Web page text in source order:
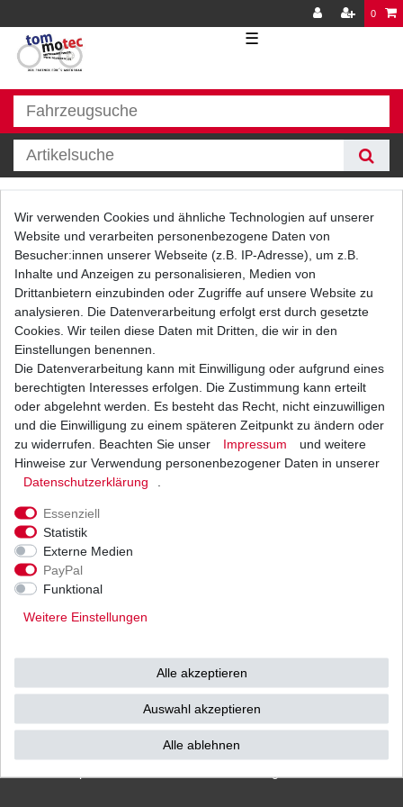
0
☰
Zubehör
Filter
Versand
Ab einem Warenwert von
vereinbaren!
)
Wir verwenden Cookies und ähnliche Technologien auf unserer
Website und verarbeiten personenbezogene Daten von
Besucher:innen unserer Webseite (z.B. IP-Adresse), um z.B.
Inhalte und Anzeigen zu personalisieren, Medien von
Drittanbietern einzubinden oder Zugriffe auf unsere Website zu
analysieren. Die Datenverarbeitung erfolgt erst durch gesetzte
Cookies. Wir teilen diese Daten mit Dritten, die wir in den
Einstellungen benennen.
Die Datenverarbeitung kann mit Einwilligung oder aufgrund eines
berechtigten Interesses erfolgen. Die Zustimmung kann erteilt
oder abgelehnt werden. Es besteht das Recht, nicht einzuwilligen
und die Einwilligung zu einem späteren Zeitpunkt zu ändern oder
zu widerrufen. Beachten Sie unser
Impressum
und weitere
Hinweise zur Verwendung personenbezogener Daten in unserer
Daten­schutz­erklärung
Essenziell
Statistik
Externe Medien
PayPal
Funktional
Weitere Einstellungen
Alle akzeptieren
Auswahl akzeptieren
Alle ablehnen